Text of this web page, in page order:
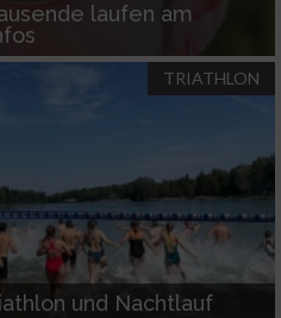
laufen am
TRIATHLON
und Nachtlauf